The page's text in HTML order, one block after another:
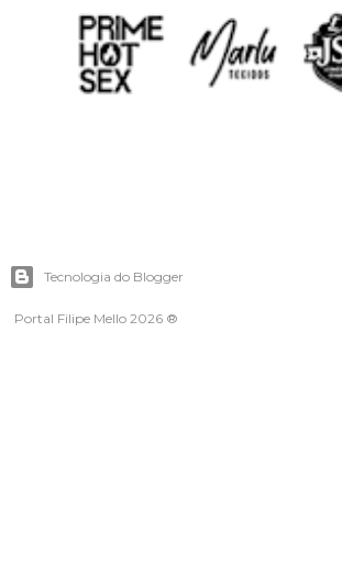
Tecnologia do Blogger
Portal Filipe Mello 2026 ®